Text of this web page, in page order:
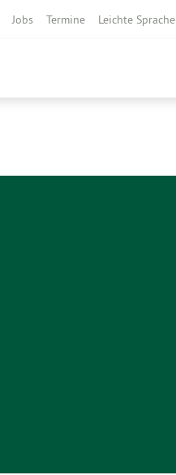
Jobs Termine Leichte Sprache